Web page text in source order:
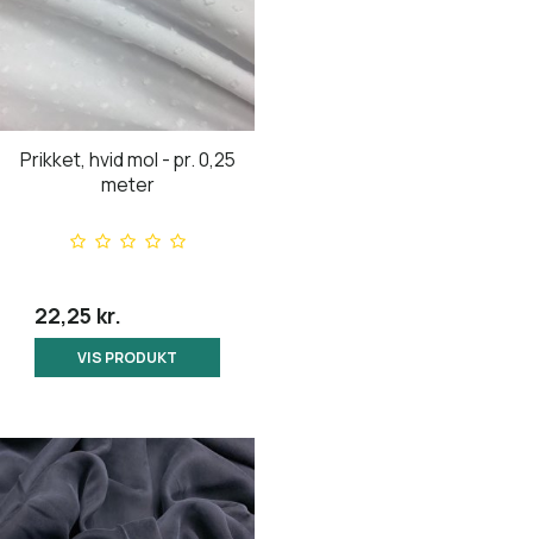
Prikket, hvid mol - pr. 0,25
meter
22,25 kr.
VIS PRODUKT